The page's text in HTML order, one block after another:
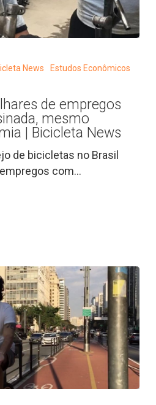
News
Estudos Econômicos
de empregos
mesmo
| Bicicleta News
de bicicletas no Brasil
com…